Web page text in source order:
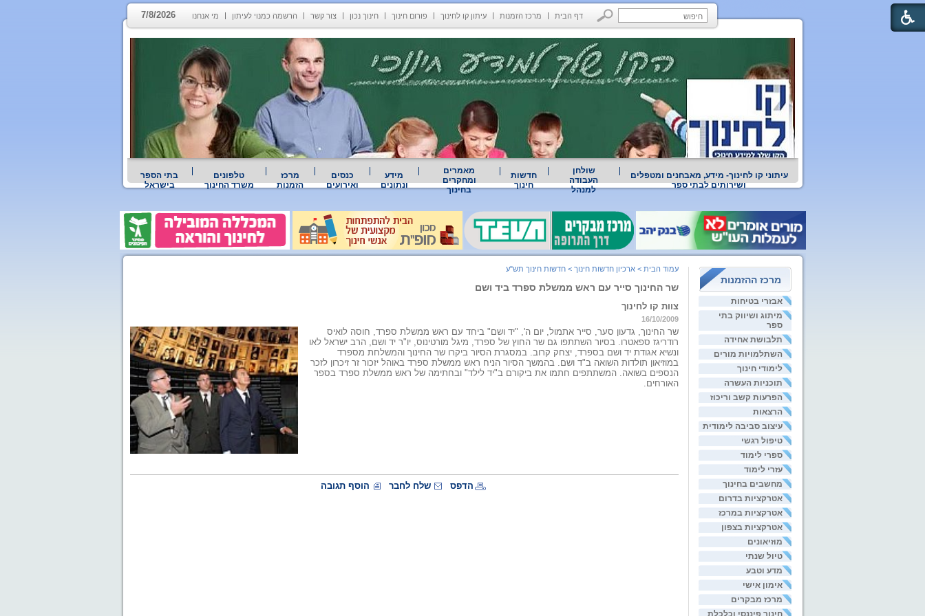
דף הבית מרכז הזמנות עיתון קו לחינוך פורום חינוך חינוך נכון צור קשר הרשמה כמנוי לעיתון מי אנחנו 7/8/2026
עיתוני קו לחינוך- מידע, מאבחנים ומטפלים
ושירותים לבתי ספר
שולחן
העבודה
למנהל
חדשות
חינוך
מאמרים
ומחקרים
בחינוך
מידע
ונתונים
כנסים
ואירועים
מרכז
הזמנות
טלפונים
משרד החינוך
בתי הספר
בישראל
מרכז ההזמנות
אבזרי בטיחות
מיתוג ושיווק בתי
ספר
תלבושת אחידה
השתלמויות מורים
לימודי חינוך
תוכניות העשרה
הפרעות קשב וריכוז
הרצאות
עיצוב סביבה לימודית
טיפול רגשי
ספרי לימוד
עזרי לימוד
מחשבים בחינוך
אטרקציות בדרום
אטרקציות במרכז
אטרקציות בצפון
מוזיאונים
טיול שנתי
מדע וטבע
אימון אישי
מרכז מבקרים
חינוך פיננסי וכלכלת
עמוד הבית > ארכיון חדשות חינוך > חדשות חינוך תש"ע
שר החינוך סייר עם ראש ממשלת ספרד ביד ושם
צוות קו לחינוך
16/10/2009
שר החינוך, גדעון סער, סייר אתמול, יום ה', "יד ושם" ביחד עם ראש ממשלת ספרד, חוסה לואיס
רודריגז ספאטרו. בסיור השתתפו גם שר החוץ של ספרד, מיגל מורטינוס, יו"ר יד ושם, הרב ישראל לאו
ונשיא אגודת יד ושם בספרד, יצחק קרוב. במסגרת הסיור ביקרו שר החינוך והמשלחת מספרד
במוזיאון תולדות השואה ב"ד ושם. בהמשך הסיור הניח ראש ממשלת ספרד באוהל יזכור זר זיכרון לזכר
הנספים בשואה. המשתתפים חתמו את ביקורם ב"יד לילד" ובחתימה של ראש ממשלת ספרד בספר
האורחים.
הדפס שלח לחבר הוסף תגובה